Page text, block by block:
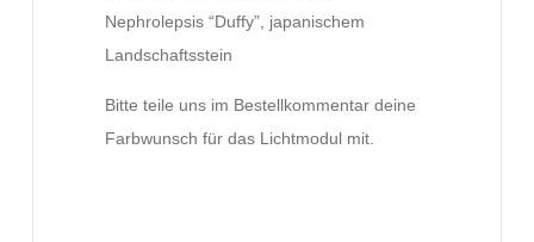
Nephrolepsis “Duffy”, japanischem
Landschaftsstein
Bitte teile uns im Bestellkommentar deine
Farbwunsch für das Lichtmodul mit.